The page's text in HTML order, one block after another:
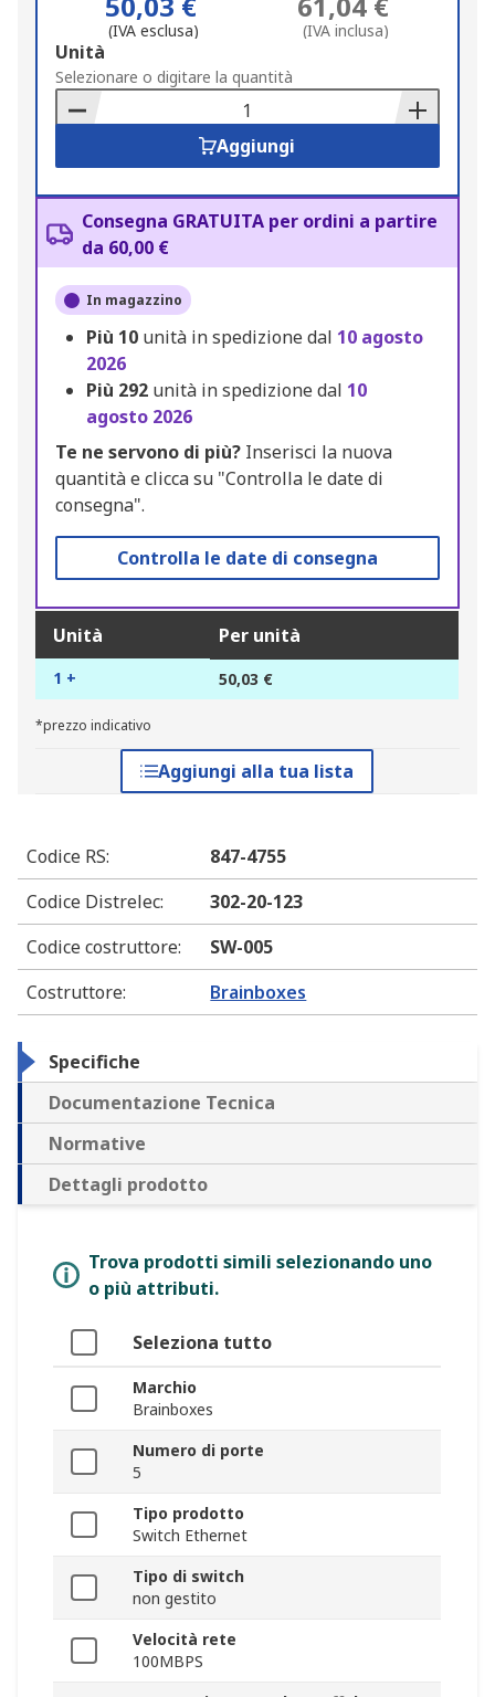
(IVA esclusa) (IVA inclusa)
Add
to
Basket
Unità
Selezionare o digitare la quantità
Aggiungi
Consegna GRATUITA per ordini a partire
da 60,00 €
In magazzino
Più 10 unità in spedizione dal 10 agosto
2026
Più 292 unità in spedizione dal 10
agosto 2026
Te ne servono di più? Inserisci la nuova
quantità e clicca su "Controlla le date di
consegna".
Controlla le date di consegna
Unità Per unità
1 + 50,03 €
*prezzo indicativo
Aggiungi alla tua lista
Codice RS:
847-4755
Codice Distrelec:
302-20-123
Codice costruttore:
SW-005
Costruttore: Brainboxes
Specifiche
Documentazione Tecnica
Normative
Dettagli prodotto
Trova prodotti simili selezionando uno
o più attributi.
Seleziona tutto
Marchio
Brainboxes
Numero di porte
5
Tipo prodotto
Switch Ethernet
Tipo di switch
non gestito
Velocità rete
100MBPS